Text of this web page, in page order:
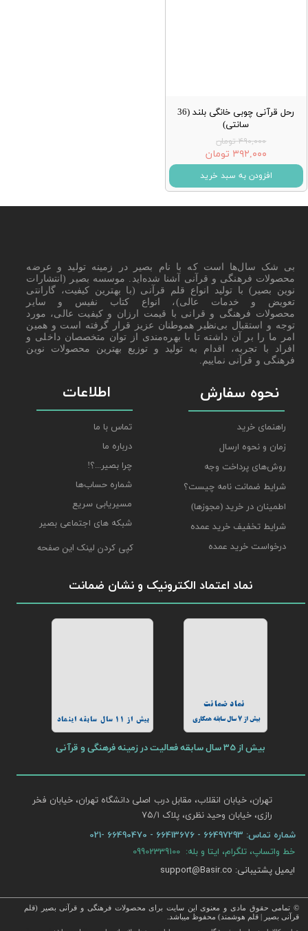
رحل قرآنی چوبی خانگی بلند (36
سانتی)
۴۹۰,۰۰۰ تومان
۳۹۲,۰۰۰ تومان
افزودن به سبد خرید
نحوه سفارش
راهنمای خرید
زمان و نحوه ارسال
روش‌های پرداخت وجه
شرایط ضمانت نامه چیست؟
اطمینان در خرید (مجوزها)
شرایط تخفیف خرید عمده
درخواست خرید عمده
© تمامی حقوق مادی و معنوی این سایت برای محصولات فرهنگی و قرآنی بصیر (قلم
قرآنی بصیر | قلم هوشمند) محفوظ میباشد.
نماد اعتماد الکترونیک و نشان ضمانت
بیش از 11 سال سابقه اینماد
بیش از 35 سال سابقه فعالیت در زمینه فرهنگی و قرآنی
بیش از 7 سال سابقه همکاری
اطلاعات
تماس با ما
درباره ما
چرا بصیر...؟!
شماره حساب‌ها
مسیریابی سریع
شبکه های اجتماعی بصیر
تهران، خیابان انقلاب، مقابل درب اصلی دانشگاه تهران، خیابان فخر
رازی، خیابان وحید نظری، پلاک ۷۵/۱​​​​​​​
شماره تماس:
بی شک سال‌ها است که با نام بصیر در زمینه تولید و عرضه
محصولات فرهنگی و قرآنی آشنا شده‌اید. موسسه بصیر (انتشارات
نوین بصیر) با تولید انواع قلم قرآنی (با بهترین کیفیت، گارانتی
تعویض و خدمات عالی)، انواع کتاب نفیس و سایر
محصولات فرهنگی و قرانی با قیمت ارزان و کیفیت عالی، مورد
توجه و استقبال بی‌نظیر هموطنان عزیز قرار گرفته است و همین
امر ما را بر آن داشته تا با بهره‌مندی از توان متخصصان داخلی و
افراد با تجربه، اقدام به تولید و توزیع بهترین محصولات نوین
فرهنگی و قرآنی نماییم.
خط واتساپ، تلگرام، ایتا و بله: 09902339100
ایمیل پشتیبانی: support@Basir.co
کپی کردن لینک این صفحه